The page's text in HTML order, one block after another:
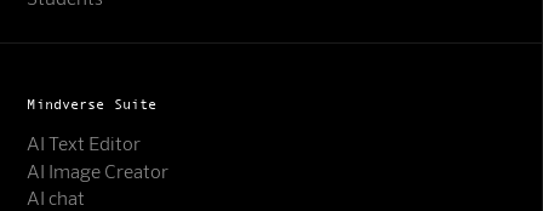
Mindverse Suite
AI Text Editor
AI Image Creator
AI chat